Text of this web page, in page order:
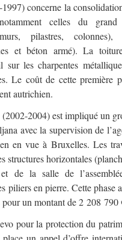
concerne la
celles du
pilastres, colonnes),
et béton armé). La
les charpentes
Le coût de cette première
autrichien.
2004) est impliqué un
avec la supervision de
en vue à Bruxelles. Les
structures horizontales
de la salle de
piliers en pierre. Cette phase
un montant de 2 208 790
pour la protection du